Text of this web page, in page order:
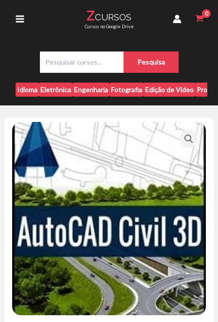
Menu
ZCURSOS
Cursos no Google Drive
s
q
u
i
Pesquisa
Idioma Eletrônica Engenharia Fotografia Edição de Vídeo
Hugo